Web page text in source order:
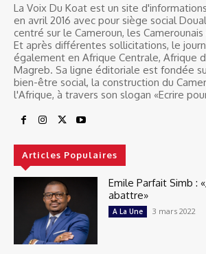
La Voix Du Koat est un site
en avril 2016 avec pour siège social
centré sur le Cameroun, les
Et après différentes sollicitations, le
également en Afrique Centrale, Afrique
Magreb. Sa ligne éditoriale est fondée
bien-être social, la construction du
l'Afrique, à travers son slogan «Ecrire
Articles Populaires
Emile Parfait Simb :
abattre»
A La Une 3 mars 2022